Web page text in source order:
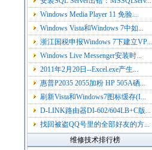
Windows Media Player 11 免验...
Windows Vista和Windows 7中如...
浙江国税申报Windows 7下建立VP...
Windows Live Messenger安装时...
2011年2月20日--Excel.exe产生...
惠普P2035 2055加粉 HP 505A硒...
刷新Vista和Windows7图标缓存(I...
D-LINK路由器DI-602/604LB+C版...
找回被盗QQ号里的全部好友的方...
维修技术排行榜